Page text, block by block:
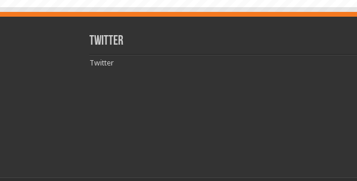
Twitter
Twitter